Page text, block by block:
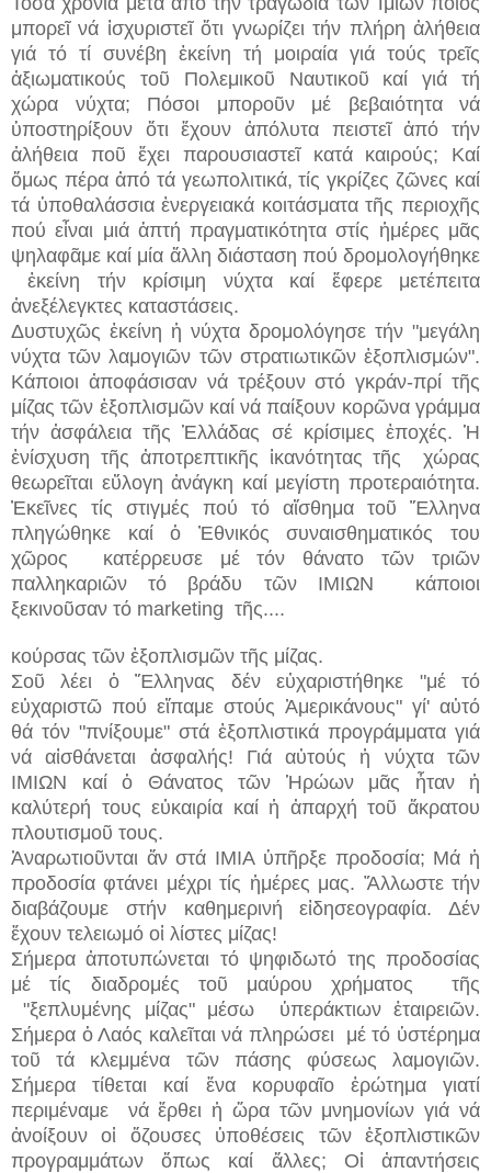
μπορεῖ νά ἰσχυριστεῖ ὅτι γνωρίζει τήν πλήρη ἀλήθεια
γιά τό τί συνέβη ἐκείνη τή μοιραία γιά τούς τρεῖς
ἀξιωματικούς τοῦ Πολεμικοῦ Ναυτικοῦ καί γιά τή
χώρα νύχτα; Πόσοι μποροῦν μέ βεβαιότητα νά
ὑποστηρίξουν ὅτι ἔχουν ἀπόλυτα πειστεῖ ἀπό τήν
ἀλήθεια ποῦ ἔχει παρουσιαστεῖ κατά καιρούς; Καί
ὅμως πέρα ἀπό τά γεωπολιτικά, τίς γκρίζες ζῶνες καί
τά ὑποθαλάσσια ἐνεργειακά κοιτάσματα τῆς περιοχῆς
πού εἶναι μιά ἁπτή πραγματικότητα στίς ἡμέρες μᾶς
ψηλαφᾶμε καί μία ἄλλη διάσταση πού δρομολογήθηκε
ἐκείνη τήν κρίσιμη νύχτα καί ἔφερε μετέπειτα
ἀνεξέλεγκτες καταστάσεις.
Δυστυχῶς ἐκείνη ἡ νύχτα δρομολόγησε τήν "μεγάλη
νύχτα τῶν λαμογιῶν τῶν στρατιωτικῶν ἐξοπλισμών".
Κάποιοι ἀποφάσισαν νά τρέξουν στό γκράν-πρί τῆς
μίζας τῶν ἐξοπλισμῶν καί νά παίξουν κορῶνα γράμμα
τήν ἀσφάλεια τῆς Ἑλλάδας σέ κρίσιμες ἐποχές. Ἡ
ἐνίσχυση τῆς ἀποτρεπτικῆς ἱκανότητας τῆς χώρας
θεωρεῖται εὔλογη ἀνάγκη καί μεγίστη προτεραιότητα.
Ἐκεῖνες τίς στιγμές πού τό αἴσθημα τοῦ Ἕλληνα
πληγώθηκε καί ὁ Ἐθνικός συναισθηματικός του
χῶρος κατέρρευσε μέ τόν θάνατο τῶν τριῶν
παλληκαριῶν τό βράδυ τῶν ΙΜΙΩΝ κάποιοι
ξεκινοῦσαν τό marketing τῆς....
κούρσας τῶν ἐξοπλισμῶν τῆς μίζας.
Σοῦ λέει ὁ Ἕλληνας δέν εὐχαριστήθηκε "μέ τό
εὐχαριστῶ πού εἴπαμε στούς Ἀμερικάνους" γί' αὐτό
θά τόν "πνίξουμε" στά ἐξοπλιστικά προγράμματα γιά
νά αἰσθάνεται ἀσφαλής! Γιά αὐτούς ἡ νύχτα τῶν
ΙΜΙΩΝ καί ὁ Θάνατος τῶν Ἡρώων μᾶς ἦταν ἡ
καλύτερή τους εὐκαιρία καί ἡ ἀπαρχή τοῦ ἄκρατου
πλουτισμοῦ τους.
Ἀναρωτιοῦνται ἄν στά ΙΜΙΑ ὑπῆρξε προδοσία; Μά ἡ
προδοσία φτάνει μέχρι τίς ἡμέρες μας. Ἄλλωστε τήν
διαβάζουμε στήν καθημερινή εἰδησεογραφία. Δέν
ἔχουν τελειωμό οἱ λίστες μίζας!
Σήμερα ἀποτυπώνεται τό ψηφιδωτό της προδοσίας
μέ τίς διαδρομές τοῦ μαύρου χρήματος τῆς
"ξεπλυμένης μίζας" μέσω ὑπεράκτιων ἑταιρειῶν.
Σήμερα ὁ Λαός καλεῖται νά πληρώσει μέ τό ὑστέρημα
τοῦ τά κλεμμένα τῶν πάσης φύσεως λαμογιῶν.
Σήμερα τίθεται καί ἕνα κορυφαῖο ἐρώτημα γιατί
περιμέναμε νά ἔρθει ἡ ὥρα τῶν μνημονίων γιά νά
ἀνοίξουν οἱ ὄζουσες ὑποθέσεις τῶν ἐξοπλιστικῶν
προγραμμάτων ὅπως καί ἄλλες; Οἱ ἀπαντήσεις